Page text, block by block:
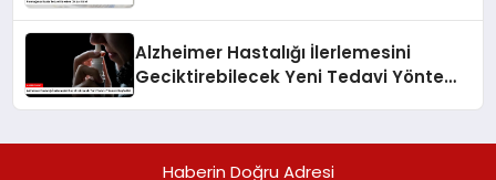
Alzheimer Hastalığı İlerlemesini
Geciktirebilecek Yeni Tedavi Yöntemi
Haberin Doğru Adresi